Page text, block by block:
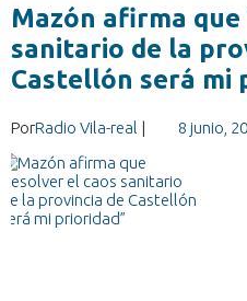
Mazón afirma
sanitario de la
Castellón será mi
PorRadio Vila-real | 8 junio,